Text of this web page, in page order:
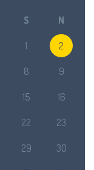
S N
1 2
8 9
15 16
22 23
29 30